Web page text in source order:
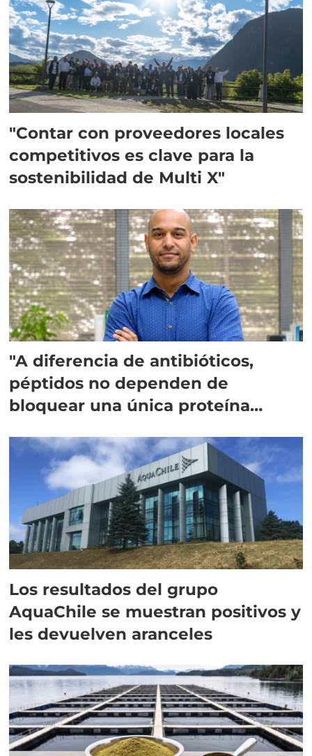
"Contar con proveedores locales
competitivos es clave para la
sostenibilidad de Multi X"
"A diferencia de antibióticos,
péptidos no dependen de
bloquear una única proteína
Los resultados del grupo
AquaChile se muestran positivos y
les devuelven aranceles